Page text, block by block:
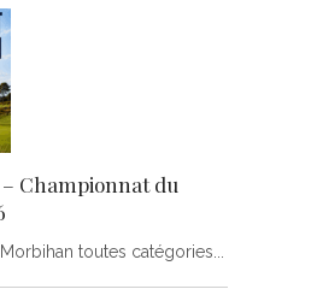
Championnat du
toutes catégories